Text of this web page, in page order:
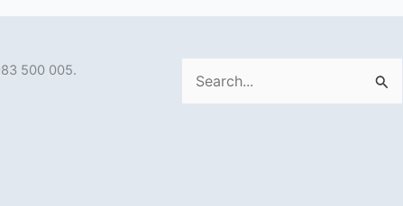
500 005.
Buscar
por: